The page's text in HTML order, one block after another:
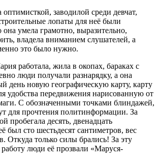
заводилой среди девчат,
лопаты для неё были
умела грамотно, выразительно,
владела вниманием слушателей, а
это было нужно.
работала, жила в окопах, бараках с
люди получали разнарядку, а она
день новую географическую карту, карту
удобства передвижения нарисованную от
С обозначенными точками блиндажей,
для прочтения политинформации. За
пробегала десять, двенадцать
был сто шестьдесят сантиметров, вес
Откуда только силы брались! За эту
люди её прозвали «Маруся-